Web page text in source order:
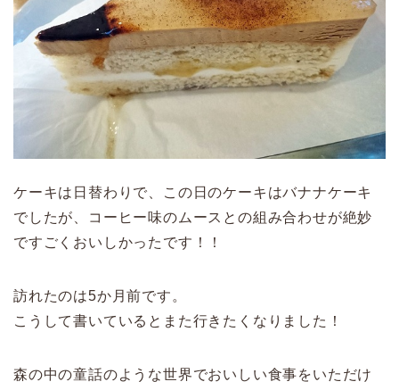
ケーキは日替わりで、この日のケーキはバナナケーキ
でしたが、コーヒー味のムースとの組み合わせが絶妙
ですごくおいしかったです！！
訪れたのは5か月前です。
こうして書いているとまた行きたくなりました！
森の中の童話のような世界でおいしい食事をいただけ